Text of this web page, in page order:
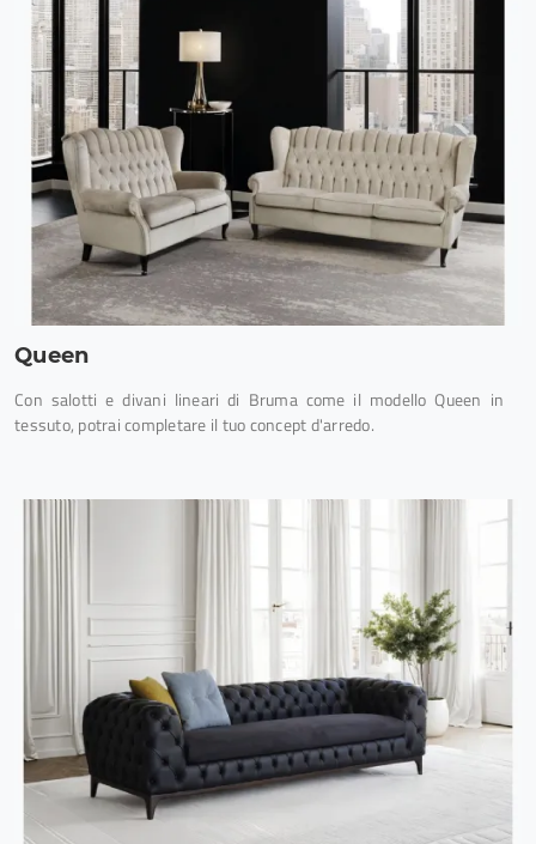
Queen
Con salotti e divani lineari di Bruma come il modello Queen in
tessuto, potrai completare il tuo concept d'arredo.